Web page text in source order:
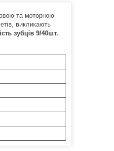
та моторною
викликають
зубців 9/40шт.